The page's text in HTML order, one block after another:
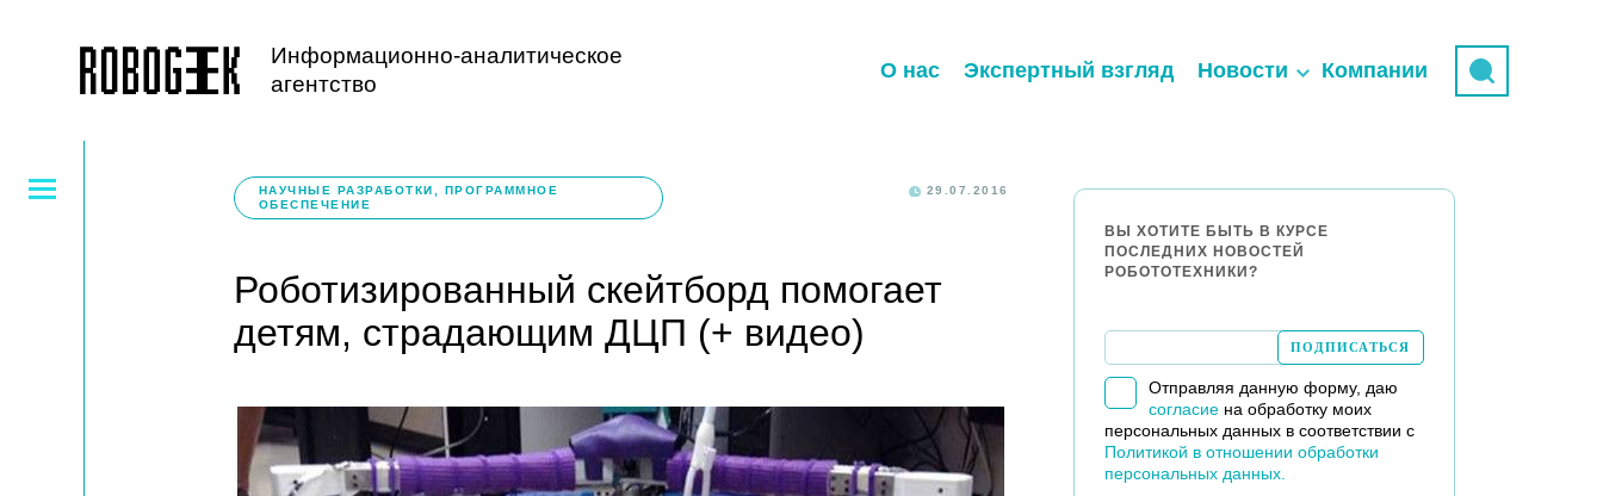
Информационно-аналитическое
агентство
О нас Экспертный взгляд Новости Компании
НАУЧНЫЕ РАЗРАБОТКИ, ПРОГРАММНОЕ
ОБЕСПЕЧЕНИЕ
29.07.2016
Роботизированный скейтборд помогает
детям, страдающим ДЦП (+ видео)
ВЫ ХОТИТЕ БЫТЬ В КУРСЕ
ПОСЛЕДНИХ НОВОСТЕЙ
РОБОТОТЕХНИКИ?
Отправляя данную форму, даю
согласиена обработку моих
персональных данных в соответствии с
Политикой в отношении обработки
персональных данных.